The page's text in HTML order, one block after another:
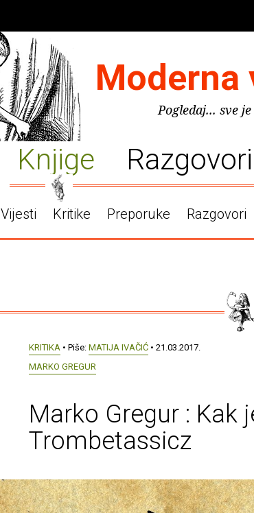
Moderna
Pogledaj... sve
Knjige Razgovori
Vijesti Kritike Preporuke Razgovori
KRITIKA • Piše: MATIJA IVAČIĆ • 21.03.2017.
MARKO GREGUR
Marko Gregur : Kak
Trombetassicz